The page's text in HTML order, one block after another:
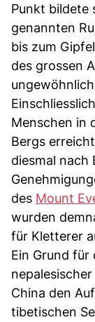
Punkt bildete
genannten
bis zum
des grossen
Menschen in
Bergs
diesmal nach
des Mount
wurden
für Kletterer
Ein Grund für
China den
tibetischen